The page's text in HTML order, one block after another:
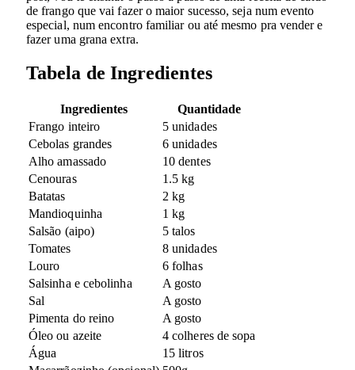
de frango que vai fazer o maior sucesso, seja num evento
especial, num encontro familiar ou até mesmo pra vender e
fazer uma grana extra.
Tabela de Ingredientes
Ingredientes
Quantidade
Frango inteiro
5 unidades
Cebolas grandes
6 unidades
Alho amassado
10 dentes
Cenouras
1.5 kg
Batatas
2 kg
Mandioquinha
1 kg
Salsão (aipo)
5 talos
Tomates
8 unidades
Louro
6 folhas
Salsinha e cebolinha
A gosto
Sal
A gosto
Pimenta do reino
A gosto
Óleo ou azeite
4 colheres de sopa
Água
15 litros